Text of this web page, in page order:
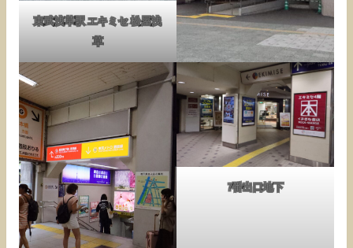
東武浅草駅 エキミセ 松屋浅
草
7番出口地下